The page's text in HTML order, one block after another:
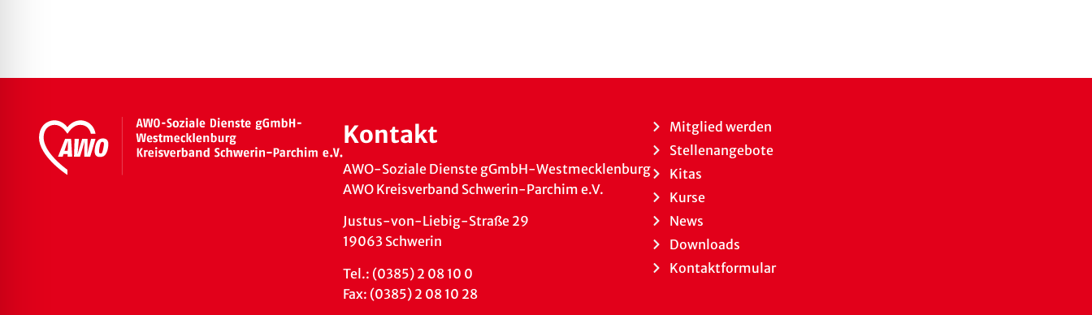
Kontakt
AWO-Soziale Dienste gGmbH-Westmecklenburg
AWO Kreisverband Schwerin-Parchim e.V.
Justus-von-Liebig-Straße 29
19063 Schwerin
Tel.: (0385) 2 08 10 0
Fax: (0385) 2 08 10 28
Mitglied werden
Stellenangebote
Kitas
Kurse
News
Downloads
Kontaktformular